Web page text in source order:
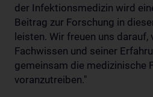
der Infektionsmedizin wird
Beitrag zur Forschung in
leisten. Wir freuen uns darauf,
Fachwissen und seiner
gemeinsam die medizinische
voranzutreiben."